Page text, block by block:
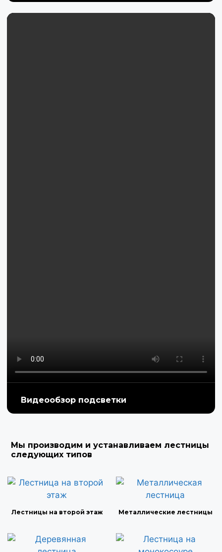
Видеообзор подсветки
Мы производим и устанавливаем лестницы
следующих типов
Лестницы на второй этаж Металлические лестницы